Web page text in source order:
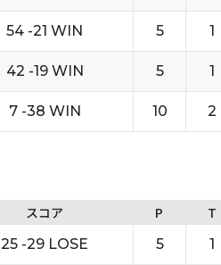
54 -21 WIN 5 1
42 -19 WIN 5 1
7 -38 WIN 10 2
スコア P T
25 -29 LOSE 5 1